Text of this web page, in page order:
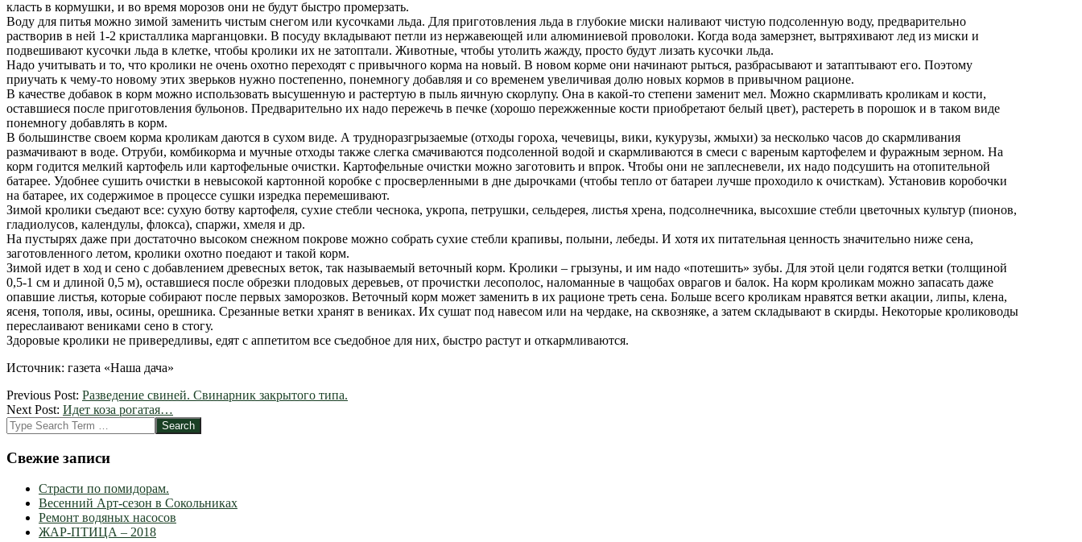
класть в кормушки, и во время морозов они не будут быстро промерзать.
Воду для питья можно зимой заменить чистым снегом или кусочками льда. Для приготовления льда в глубокие миски наливают чистую подсоленную воду, предварительно
растворив в ней 1-2 кристаллика марганцовки. В посуду вкладывают петли из нержавеющей или алюминиевой проволоки. Когда вода замерзнет, вытряхивают лед из миски и
подвешивают кусочки льда в клетке, чтобы кролики их не затоптали. Животные, чтобы утолить жажду, просто будут лизать кусочки льда.
Надо учитывать и то, что кролики не очень охотно переходят с привычного корма на новый. В новом корме они начинают рыться, разбрасывают и затаптывают его. Поэтому
приучать к чему-то новому этих зверьков нужно постепенно, понемногу добавляя и со временем увеличивая долю новых кормов в привычном рационе.
В качестве добавок в корм можно использовать высушенную и растертую в пыль яичную скорлупу. Она в какой-то степени заменит мел. Можно скармливать кроликам и кости,
оставшиеся после приготовления бульонов. Предварительно их надо пережечь в печке (хорошо пережженные кости приобретают белый цвет), растереть в порошок и в таком виде
понемногу добавлять в корм.
В большинстве своем корма кроликам даются в сухом виде. А трудноразгрызаемые (отходы гороха, чечевицы, вики, кукурузы, жмыхи) за несколько часов до скармливания
размачивают в воде. Отруби, комбикорма и мучные отходы также слегка смачиваются подсоленной водой и скармливаются в смеси с вареным картофелем и фуражным зерном. На
корм годится мелкий картофель или картофельные очистки. Картофельные очистки можно заготовить и впрок. Чтобы они не заплесневели, их надо подсушить на отопительной
батарее. Удобнее сушить очистки в невысокой картонной коробке с просверленными в дне дырочками (чтобы тепло от батареи лучше проходило к очисткам). Установив коробочки
на батарее, их содержимое в процессе сушки изредка перемешивают.
Зимой кролики съедают все: сухую ботву картофеля, сухие стебли чеснока, укропа, петрушки, сельдерея, листья хрена, подсолнечника, высохшие стебли цветочных культур (пионов,
гладиолусов, календулы, флокса), спаржи, хмеля и др.
На пустырях даже при достаточно высоком снежном покрове можно собрать сухие стебли крапивы, полыни, лебеды. И хотя их питательная ценность значительно ниже сена,
заготовленного летом, кролики охотно поедают и такой корм.
Зимой идет в ход и сено с добавлением древесных веток, так называемый веточный корм. Кролики – грызуны, и им надо «потешить» зубы. Для этой цели годятся ветки (толщиной
0,5-1 см и длиной 0,5 м), оставшиеся после обрезки плодовых деревьев, от прочистки лесополос, наломанные в чащобах оврагов и балок. На корм кроликам можно запасать даже
опавшие листья, которые собирают после первых заморозков. Веточный корм может заменить в их рационе треть сена. Больше всего кроликам нравятся ветки акации, липы, клена,
ясеня, тополя, ивы, осины, орешника. Срезанные ветки хранят в вениках. Их сушат под навесом или на чердаке, на сквозняке, а затем складывают в скирды. Некоторые кролиководы
переслаивают вениками сено в стогу.
Здоровые кролики не привередливы, едят с аппетитом все съедобное для них, быстро растут и откармливаются.
Источник: газета «Наша дача»
2012-
04-
14
Previous Post: Разведение свиней. Свинарник закрытого типа.
Next Post: Идет коза рогатая…
Search
Свежие записи
Страсти по помидорам.
Весенний Арт-сезон в Сокольниках
Ремонт водяных насосов
ЖАР-ПТИЦА – 2018